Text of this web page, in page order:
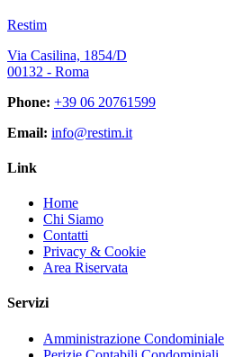
Restim
Via Casilina, 1854/D
00132 - Roma
Phone: +39 06 20761599
Email: info@restim.it
Link
Home
Chi Siamo
Contatti
Privacy & Cookie
Area Riservata
Servizi
Amministrazione Condominiale